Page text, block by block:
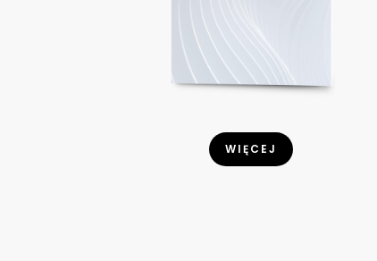
WIĘCEJ